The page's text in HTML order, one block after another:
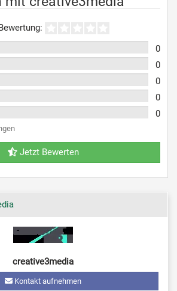
0
0
0
0
0
Jetzt Bewerten
creative3media
Kontakt aufnehmen